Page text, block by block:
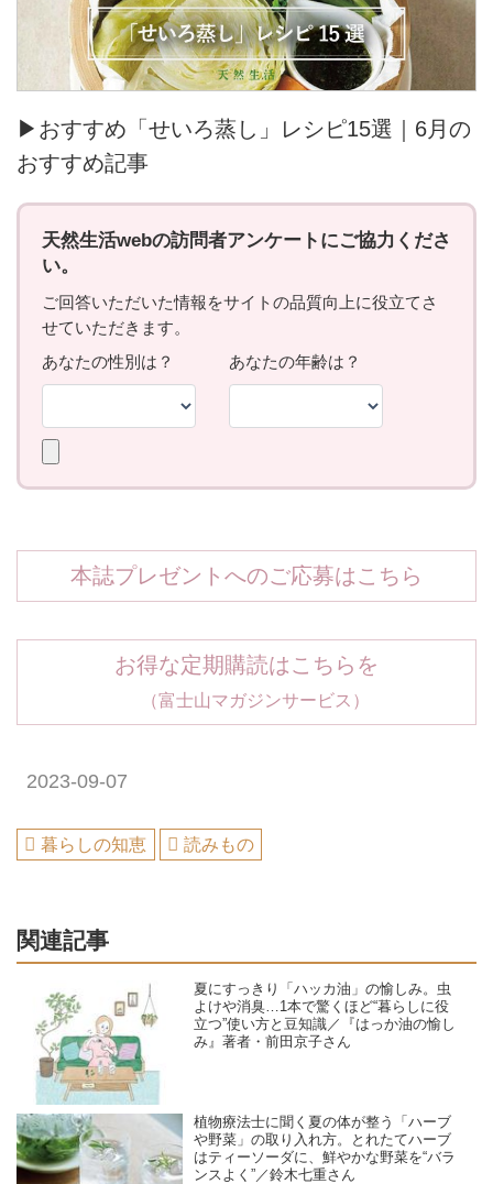
▶おすすめ「せいろ蒸し」レシピ15選｜6月の
おすすめ記事
本誌プレゼントへのご応募はこちら
お得な定期購読はこちらを
（富士山マガジンサービス）
2023-09-07
暮らしの知恵 読みもの
関連記事
夏にすっきり「ハッカ油」の愉しみ。虫
よけや消臭…1本で驚くほど“暮らしに役
立つ”使い方と豆知識／『はっか油の愉し
み』著者・前田京子さん
植物療法士に聞く夏の体が整う「ハーブ
や野菜」の取り入れ方。とれたてハーブ
はティーソーダに、鮮やかな野菜を“バラ
ンスよく”／鈴木七重さん